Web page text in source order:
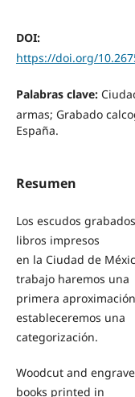
DOI:
https://doi.org/
Palabras clave:
armas; Grabado
España.
Resumen
Los escudos
libros impresos
en la Ciudad de
trabajo haremos una
primera
estableceremos una
categorización.
Woodcut and
books printed in